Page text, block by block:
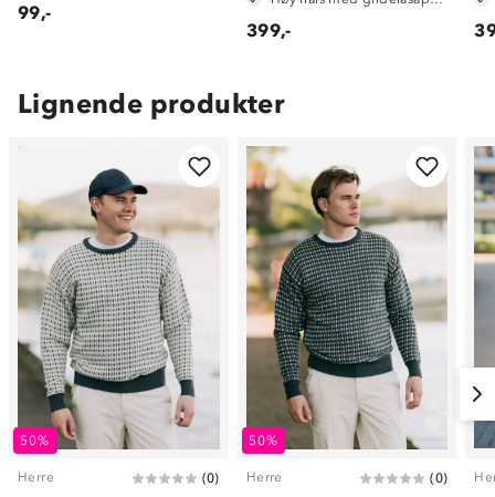
99,-
399,-
Lignende produkter
50%
Herre (0)
50%
Herre (0)